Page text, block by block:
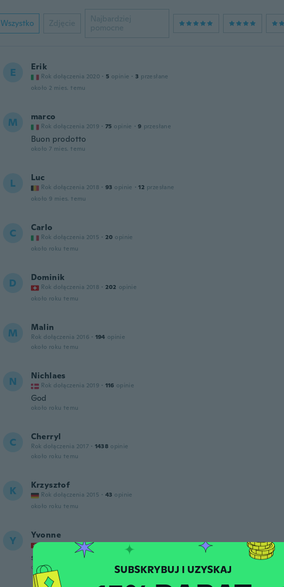
Wszystko Zdjęcie
Najbardziej
pomocne
E Erik
Rok dołączenia 2020 · 5 opinie · 3 przesłane
około 2 mies. temu
M marco
Rok dołączenia 2019 · 75 opinie · 9 przesłane
Buon prodotto
około 7 mies. temu
L Luc
Rok dołączenia 2018 · 93 opinie · 12 przesłane
około 9 mies. temu
C Carlo
Rok dołączenia 2015 · 20 opinie
około roku temu
D Dominik
Rok dołączenia 2018 · 202 opinie
około roku temu
M Malin
Rok dołączenia 2016 · 194 opinie
około roku temu
N Nichlaes
Rok dołączenia 2019 · 116 opinie
God
około roku temu
C Cherryl
Rok dołączenia 2017 · 1438 opinie
około roku temu
K Krzysztof
Rok dołączenia 2015 · 43 opinie
około roku temu
Y Yvonne
Rok dołączenia 2020 · 306 opinie
super!
około roku temu